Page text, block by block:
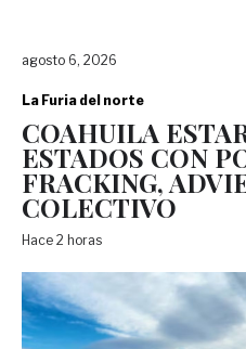
agosto 6, 2026
La Furia del norte
COAHUILA
ESTADOS CON
FRACKING,
COLECTIVO
Hace 2 horas